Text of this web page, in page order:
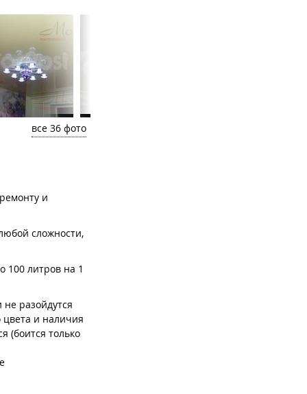
все 36 фото
и
сложности,
100 литров на 1
разойдутся
и наличия
(боится только